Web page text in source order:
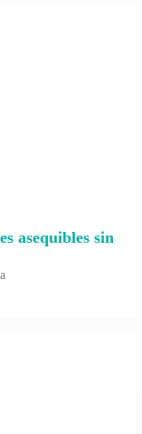
asequibles sin